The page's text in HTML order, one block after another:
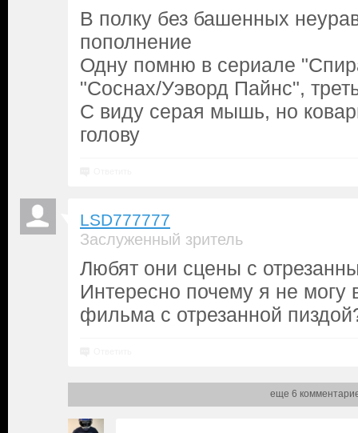
В полку без башенных
пополнение
Одну помню в сериале
"Соснах/Уэворд Пайнс",
С виду серая мышь, но
голову
LSD777777
Заслуженный зритель
Любят они сцены с
Интересно почему я не могу
фильма с отрезанной
еще 6